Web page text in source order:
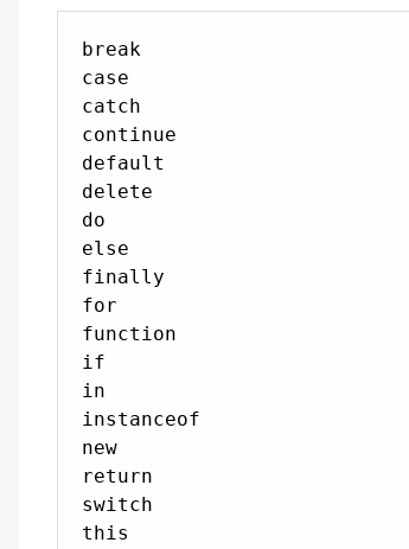
break
case
catch
continue
default
delete
do
else
finally
for
function
if
in
instanceof
new
return
switch
this